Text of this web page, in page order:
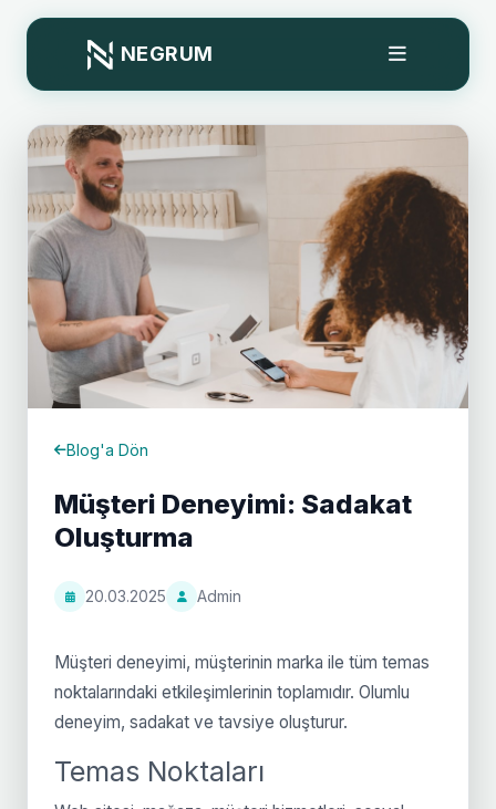
NEGRUM
Blog'a Dön
Müşteri Deneyimi: Sadakat
Oluşturma
20.03.2025 Admin
Müşteri deneyimi, müşterinin marka ile tüm temas
noktalarındaki etkileşimlerinin toplamıdır. Olumlu
deneyim, sadakat ve tavsiye oluşturur.
Temas Noktaları